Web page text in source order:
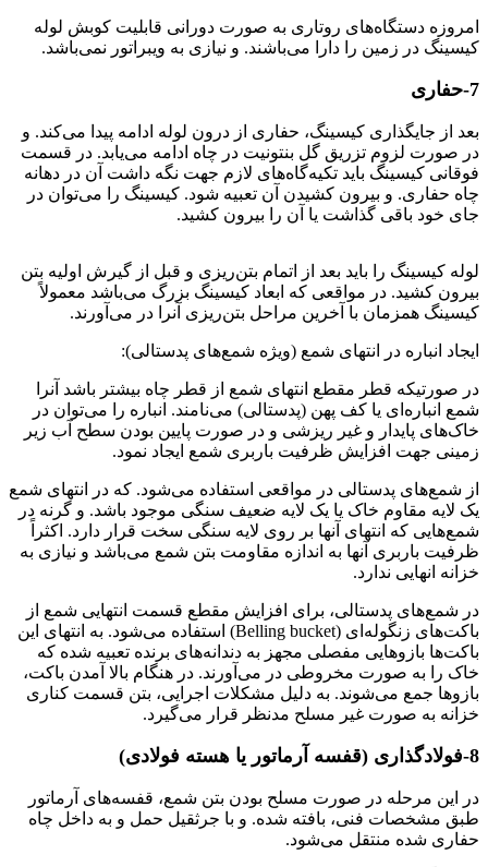
امروزه دستگاه‌های روتاری به صورت دورانی قابلیت کوبش لوله
کیسینگ در زمین را دارا می‌باشند. و نیازی به ویبراتور نمی‌باشد.
7-حفاری
بعد از جایگذاری کیسینگ، حفاری از درون لوله ادامه پیدا می‌کند. و
در صورت لزوم تزریق گل بنتونیت در چاه ادامه می‌یابد. در قسمت
فوقانی کیسینگ باید تکیه‌گاه‌های لازم جهت نگه داشت آن در دهانه
چاه حفاری. و بیرون کشیدن آن تعبیه شود. کیسینگ را می‌توان در
جای خود باقی گذاشت یا آن را بیرون کشید.
لوله کیسینگ را باید بعد از اتمام بتن‌ریزی و قبل از گیرش اولیه بتن
بیرون کشید. در مواقعی که ابعاد کیسینگ بزرگ می‌باشد معمولاً
کیسینگ همزمان با آخرین مراحل بتن‌ریزی آنرا در می‌آورند.
ایجاد انباره در انتهای شمع (ویژه شمع‌های پدستالی):
در صورتیکه قطر مقطع انتهای شمع از قطر چاه بیشتر باشد آنرا
شمع انباره‌ای یا کف پهن (پدستالی) می‌نامند. انباره را می‌توان در
خاک‌های پایدار و غیر ریزشی و در صورت پایین بودن سطح آب زیر
زمینی جهت افزایش ظرفیت باربری شمع ایجاد نمود.
از شمع‌های پدستالی در مواقعی استفاده می‌شود. که در انتهای شمع
یک لایه مقاوم خاک یا یک لایه ضعیف سنگی موجود باشد. و گرنه در
شمع‌هایی که انتهای آنها بر روی لایه سنگی سخت قرار دارد. اکثراً
ظرفیت باربری آنها به اندازه مقاومت بتن شمع می‌باشد و نیازی به
خزانه انهایی ندارد.
در شمع‌های پدستالی، برای افزایش مقطع قسمت انتهایی شمع از
باکت‌های زنگوله‌ای (Belling bucket) استفاده می‌شود. به انتهای این
باکت‌ها بازوهایی مفصلی مجهز به دندانه‌های برنده تعبیه شده که
خاک را به صورت مخروطی در می‌آورند. در هنگام بالا آمدن باکت،
بازوها جمع می‌شوند. به دلیل مشکلات اجرایی، بتن قسمت کناری
خزانه به صورت غیر مسلح مدنظر قرار می‌گیرد.
8-فولادگذاری (قفسه آرماتور یا هسته فولادی)
در این مرحله در صورت مسلح بودن بتن شمع، قفسه‌های آرماتور
طبق مشخصات فنی، بافته شده. و با جرثقیل حمل و به داخل چاه
حفاری شده منتقل می‌شود.